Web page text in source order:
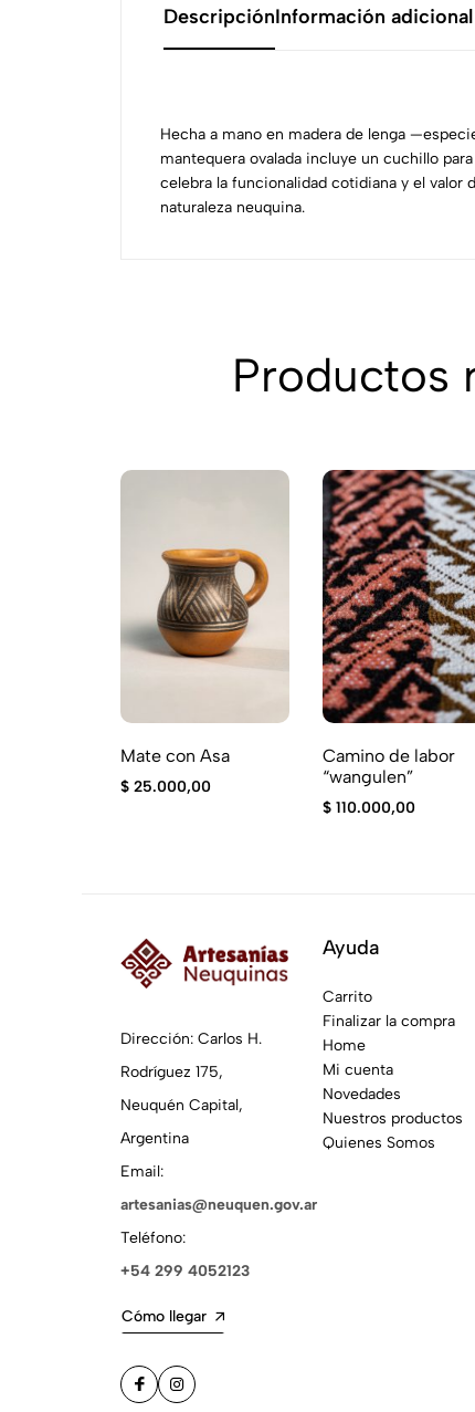
DescripciónInformación adicional
Hecha a mano en madera de lenga
mantequera ovalada incluye un cuchillo
celebra la funcionalidad cotidiana y el valor
naturaleza neuquina.
Productos
Mate con Asa
$ 25.000,00
Camino de labor
“wangulen”
$110.000,00
Dirección: Carlos H.
Rodríguez 175,
Neuquén Capital,
Argentina
Email:
artesanias@neuquen.gov.ar
Teléfono:
+54 299 4052123
Cómo llegar
Ayuda
Carrito
Finalizar la compra
Home
Mi cuenta
Novedades
Nuestros productos
Quienes Somos